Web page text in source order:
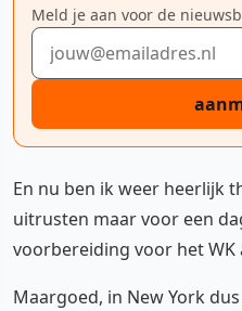
Meld je aan voor de
E-mailadres
En nu ben ik weer heerlijk
uitrusten maar voor een
voorbereiding voor het WK
Maargoed, in New York